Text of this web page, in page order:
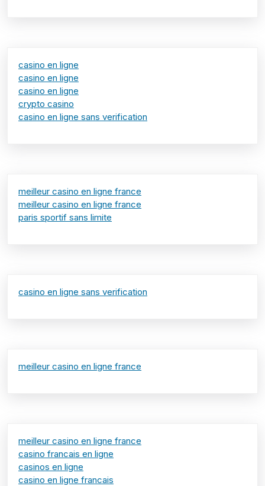
casino en ligne
casino en ligne
casino en ligne
crypto casino
casino en ligne sans verification
meilleur casino en ligne france
meilleur casino en ligne france
paris sportif sans limite
casino en ligne sans verification
meilleur casino en ligne france
meilleur casino en ligne france
casino francais en ligne
casinos en ligne
casino en ligne francais